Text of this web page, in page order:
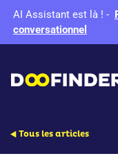
AI Assistant est là ! -
conversationnel
Tous les articles